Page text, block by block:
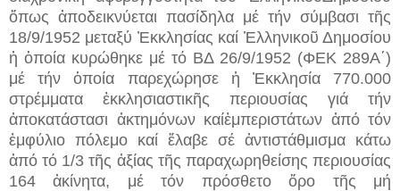
ὅπως ἀποδεικνύεται πασίδηλα μέ τήν σύμβασι τῆς
18/9/1952 μεταξύ Ἐκκλησίας καί Ἑλληνικοῦ Δημοσίου
ἡ ὁποία κυρώθηκε μέ τό ΒΔ 26/9/1952 (ΦΕΚ 289Α΄)
μέ τήν ὁποία παρεχώρησε ἡ Ἐκκλησία 770.000
στρέμματα ἐκκλησιαστικῆς περιουσίας γιά τήν
ἀποκατάστασι ἀκτημόνων καίἐμπεριστάτων ἀπό τόν
ἐμφύλιο πόλεμο καί ἔλαβε σέ ἀντιστάθμισμα κάτω
ἀπό τό 1/3 τῆς ἀξίας τῆς παραχωρηθείσης περιουσίας
164 ἀκίνητα, μέ τόν πρόσθετο ὅρο τῆς μή